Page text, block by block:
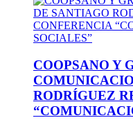
COOPSANO Y
RODRÍGUEZ